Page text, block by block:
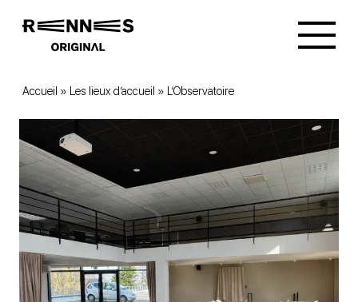
Accueil » Les lieux d’accueil » L’Observatoire